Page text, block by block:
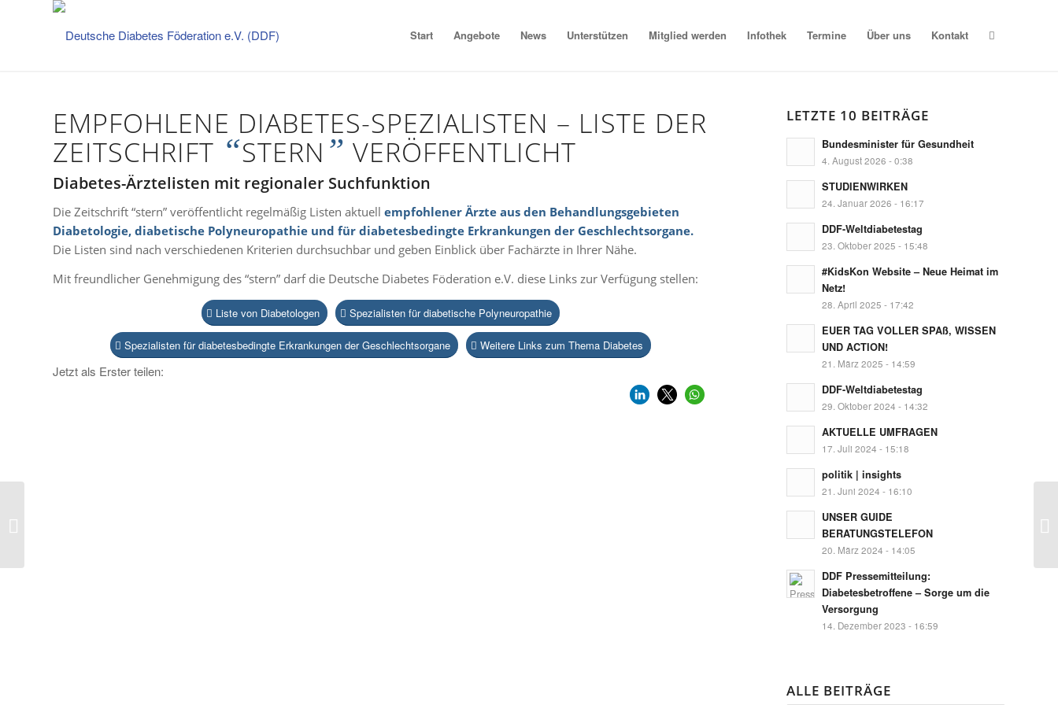
Start Angebote News Unterstützen Mitglied werden Infothek Termine Über uns Kontakt
EMPFOHLENE DIABETES-SPEZIALISTEN – LISTE DER
ZEITSCHRIFT “STERN ” VERÖFFENTLICHT
Diabetes-Ärztelisten mit regionaler Suchfunktion
Die Zeitschrift “stern” veröffentlicht regelmäßig Listen aktuell empfohlener Ärzte aus den Behandlungsgebieten
Diabetologie, diabetische Polyneuropathie und für diabetesbedingte Erkrankungen der Geschlechtsorgane.
Die Listen sind nach verschiedenen Kriterien durchsuchbar und geben Einblick über Fachärzte in Ihrer Nähe.
Mit freundlicher Genehmigung des “stern” darf die Deutsche Diabetes Föderation e.V. diese Links zur Verfügung stellen:
Liste von Diabetologen Spezialisten für diabetische Polyneuropathie
Spezialisten für diabetesbedingte Erkrankungen der Geschlechtsorgane Weitere Links zum Thema Diabetes
Jetzt als Erster teilen:
LETZTE 10 BEITRÄGE
Bundesminister für Gesundheit
4. August 2026 - 0:38
STUDIENWIRKEN
24. Januar 2026 - 16:17
DDF-Weltdiabetestag
23. Oktober 2025 - 15:48
#KidsKon Website – Neue Heimat im
Netz!
28. April 2025 - 17:42
EUER TAG VOLLER SPAß, WISSEN
UND ACTION!
21. März 2025 - 14:59
DDF-Weltdiabetestag
29. Oktober 2024 - 14:32
AKTUELLE UMFRAGEN
17. Juli 2024 - 15:18
politik | insights
21. Juni 2024 - 16:10
UNSER GUIDE
BERATUNGSTELEFON
20. März 2024 - 14:05
DDF Pressemitteilung:
Diabetesbetroffene – Sorge um die
Versorgung
14. Dezember 2023 - 16:59
ALLE BEITRÄGE